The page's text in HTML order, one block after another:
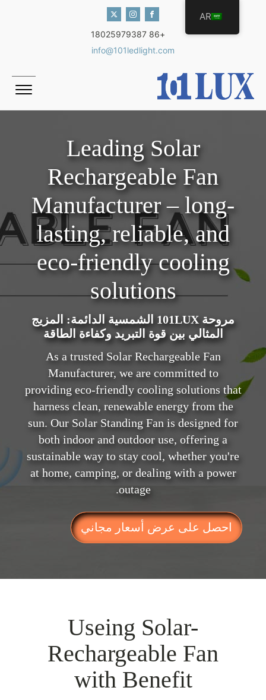
+86 18025979387
info@101ledlight.com
Leading Solar
Rechargeable Fan
Manufacturer – long-
lasting, reliable, and
eco-friendly cooling
solutions
مروحة 101LUX الشمسية الدائمة: المزيج
المثالي بين قوة التبريد وكفاءة الطاقة
As a trusted Solar Rechargeable Fan
Manufacturer, we are committed to
providing eco-friendly cooling solutions that
harness clean, renewable energy from the
sun. Our Solar Standing Fan is designed for
both indoor and outdoor use, offering a
sustainable way to stay cool, whether you're
at home, camping, or dealing with a power
outage.
احصل على عرض أسعار مجاني
Useing Solar-
Rechargeable Fan
with Benefit
AR